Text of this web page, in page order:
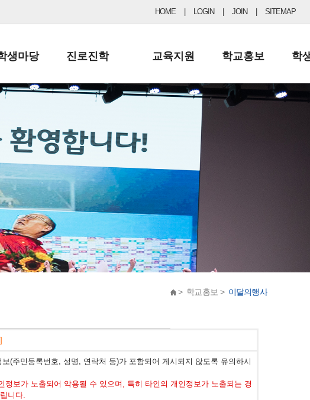
HOME LOGIN JOIN SITEMAP
생마당
생생활규정
교신문
율진로동아리
초등 소식지
진로진학
공지사항 및 입시자료
드림레터
교육지원
행정실
학교운영위원회
학교건축기금
학교홍보
보도자료
학
> 학교홍보 > 이달의행사
]
(주민등록번호, 성명, 연락처 등)가 포함되어 게시되지 않도록 유의하시
보가 노출되어 악용될 수 있으며, 특히 타인의 개인정보가 노출되는 경
니다.